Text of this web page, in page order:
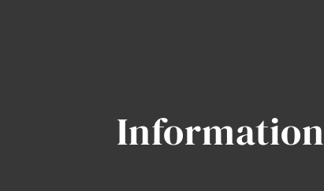
Information